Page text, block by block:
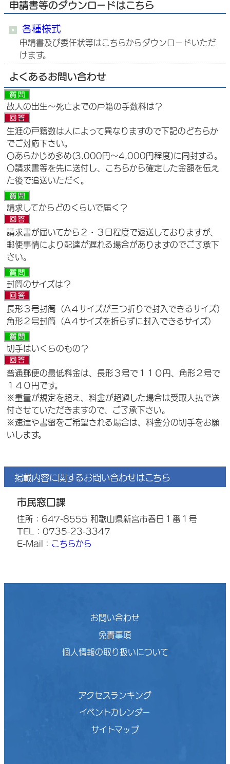
申請書等のダウンロードはこちら
各種様式
申請書及び委任状等はこちらからダウンロードいただ
けます。
よくあるお問い合わせ
故人の出生～死亡までの戸籍の手数料は？
生涯の戸籍数は人によって異なりますので下記のどちらか
でご対応下さい。
〇あらかじめ多め(3,000円～4,000円程度)に同封する。
〇請求書等を先に送付し、こちらから確定した金額を伝え
た後で追送いただく。
請求してからどのくらいで届く？
請求書が届いてから２・３日程度で返送しておりますが、
郵便事情により配達が遅れる場合がありますのでご了承下
さい。
封筒のサイズは？
長形３号封筒（A４サイズが三つ折りで封入できるサイズ）
角形２号封筒（A４サイズを折らずに封入できるサイズ）
切手はいくらのもの？
普通郵便の最低料金は、長形３号で１１０円、角形２号で
１４０円です。
※重量が規定を超え、料金が超過した場合は受取人払で送
付させていただきますので、ご了承下さい。
※速達や書留をご希望される場合は、料金分の切手をお願
いします。
掲載内容に関するお問い合わせはこちら
市民窓口課
住所：647-8555 和歌山県新宮市春日１番１号
TEL：0735-23-3347
E-Mail： こちらから
お問い合わせ
免責事項
個人情報の取り扱いについて
アクセスランキング
イベントカレンダー
サイトマップ